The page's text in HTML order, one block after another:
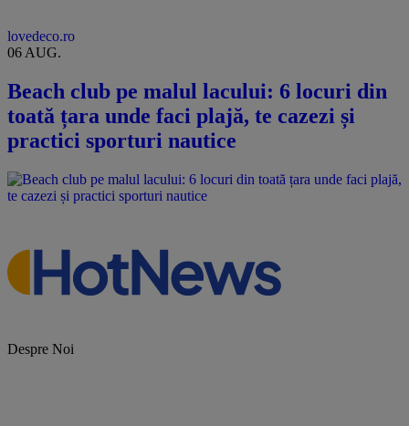
lovedeco.ro
06 AUG.
Beach club pe malul lacului: 6 locuri din
toată țara unde faci plajă, te cazezi și
practici sporturi nautice
Despre Noi